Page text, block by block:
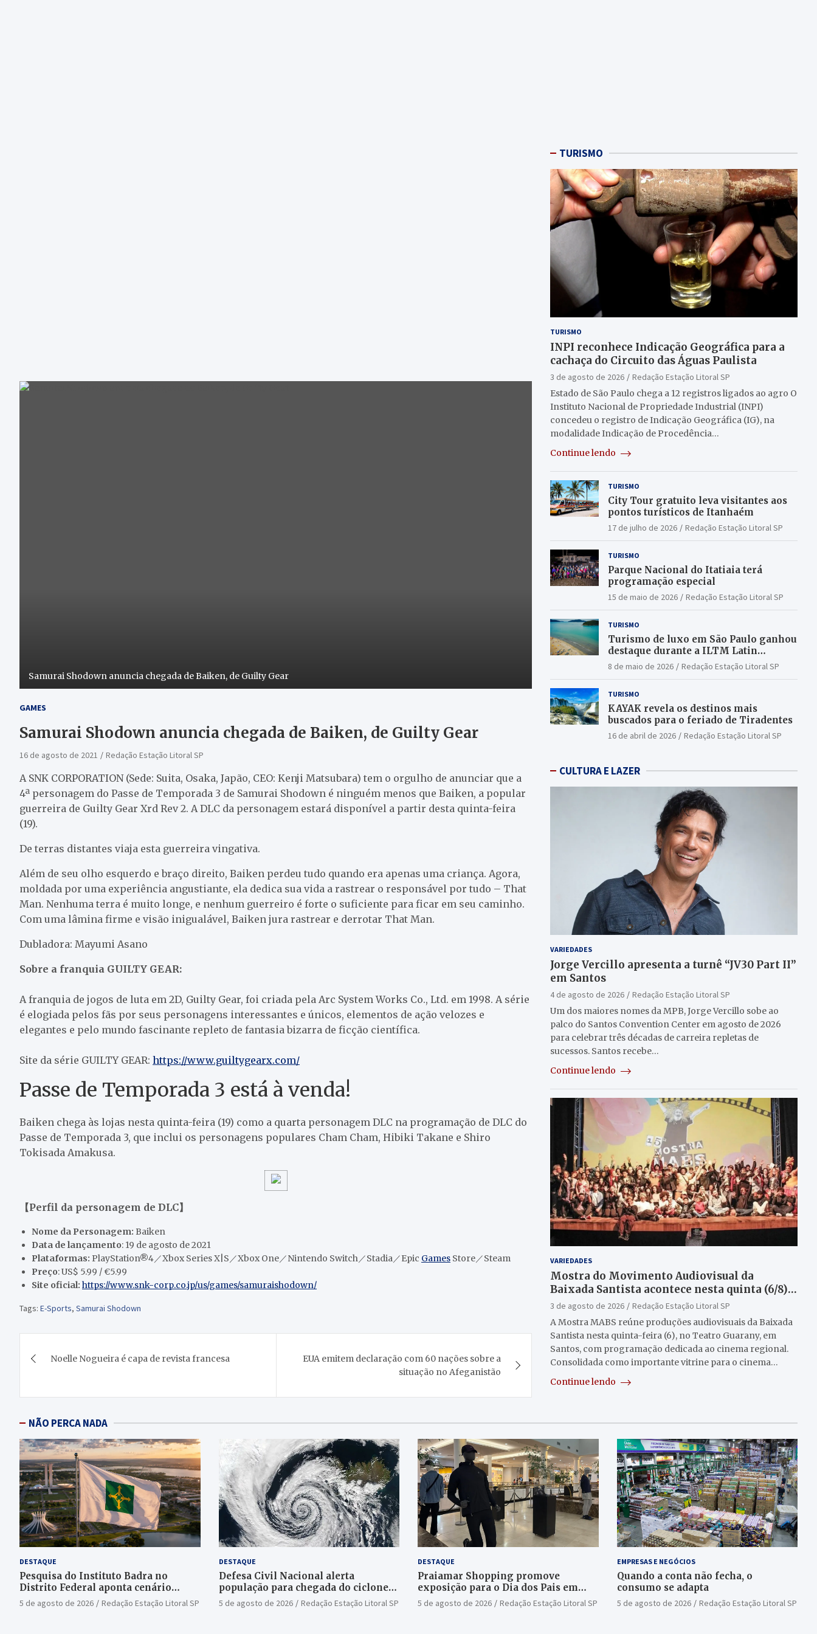
Samurai Shodown anuncia chegada de Baiken, de Guilty Gear
GAMES
Samurai Shodown anuncia chegada de Baiken, de Guilty Gear
16 de agosto de 2021 Redação Estação Litoral SP
A SNK CORPORATION (Sede: Suita, Osaka, Japão, CEO: Kenji Matsubara) tem o orgulho de anunciar que a
4ª personagem do Passe de Temporada 3 de Samurai Shodown é ninguém menos que Baiken, a popular
guerreira de Guilty Gear Xrd Rev 2. A DLC da personagem estará disponível a partir desta quinta-feira
(19).
De terras distantes viaja esta guerreira vingativa.
Além de seu olho esquerdo e braço direito, Baiken perdeu tudo quando era apenas uma criança. Agora,
moldada por uma experiência angustiante, ela dedica sua vida a rastrear o responsável por tudo – That
Man. Nenhuma terra é muito longe, e nenhum guerreiro é forte o suficiente para ficar em seu caminho.
Com uma lâmina firme e visão inigualável, Baiken jura rastrear e derrotar That Man.
Dubladora: Mayumi Asano
Sobre a franquia GUILTY GEAR:
A franquia de jogos de luta em 2D, Guilty Gear, foi criada pela Arc System Works Co., Ltd. em 1998. A série
é elogiada pelos fãs por seus personagens interessantes e únicos, elementos de ação velozes e
elegantes e pelo mundo fascinante repleto de fantasia bizarra de ficção científica.
Site da série GUILTY GEAR: https://www.guiltygearx.com/
Passe de Temporada 3 está à venda!
Baiken chega às lojas nesta quinta-feira (19) como a quarta personagem DLC na programação de DLC do
Passe de Temporada 3, que inclui os personagens populares Cham Cham, Hibiki Takane e Shiro
Tokisada Amakusa.
【Perfil da personagem de DLC】
Nome da Personagem: Baiken
Data de lançamento: 19 de agosto de 2021
Plataformas: PlayStation®4／Xbox Series X|S／Xbox One／Nintendo Switch／Stadia／Epic Games Store／Steam
Preço: US$ 5.99 / €5.99
Site oficial: https://www.snk-corp.co.jp/us/games/samuraishodown/
Tags: E-Sports, Samurai Shodown
de
Post
Noelle Nogueira é capa de revista francesa
EUA emitem declaração com 60 nações sobre a
situação no Afeganistão
TURISMO
TURISMO
INPI reconhece Indicação Geográfica para a
cachaça do Circuito das Águas Paulista
3 de agosto de 2026
Redação Estação Litoral SP
Estado de São Paulo chega a 12 registros ligados ao agro O
Instituto Nacional de Propriedade Industrial (INPI)
concedeu o registro de Indicação Geográfica (IG), na
modalidade Indicação de Procedência…
Continue lendo
TURISMO
City Tour gratuito leva visitantes aos
pontos turísticos de Itanhaém
17 de julho de 2026 Redação Estação Litoral SP
TURISMO
Parque Nacional do Itatiaia terá
programação especial
15 de maio de 2026 Redação Estação Litoral SP
TURISMO
Turismo de luxo em São Paulo ganhou
destaque durante a ILTM Latin
America 2026
8 de maio de 2026 Redação Estação Litoral SP
TURISMO
KAYAK revela os destinos mais
buscados para o feriado de Tiradentes
16 de abril de 2026 Redação Estação Litoral SP
CULTURA E LAZER
VARIEDADES
Jorge Vercillo apresenta a turnê “JV30 Part II”
em Santos
4 de agosto de 2026
Redação Estação Litoral SP
Um dos maiores nomes da MPB, Jorge Vercillo sobe ao
palco do Santos Convention Center em agosto de 2026
para celebrar três décadas de carreira repletas de
sucessos. Santos recebe…
Continue lendo
VARIEDADES
Mostra do Movimento Audiovisual da
Baixada Santista acontece nesta quinta (6/8)
no Teatro Guarany
3 de agosto de 2026
Redação Estação Litoral SP
A Mostra MABS reúne produções audiovisuais da Baixada
Santista nesta quinta-feira (6), no Teatro Guarany, em
Santos, com programação dedicada ao cinema regional.
Consolidada como importante vitrine para o cinema…
Continue lendo
NÃO PERCA NADA
DESTAQUE
Pesquisa do Instituto Badra no
Distrito Federal aponta cenário
aberto para o Senado
5 de agosto de 2026 Redação Estação Litoral SP
DESTAQUE
Defesa Civil Nacional alerta
população para chegada do ciclone
bomba
5 de agosto de 2026 Redação Estação Litoral SP
DESTAQUE
Praiamar Shopping promove
exposição para o Dia dos Pais em
Santos
5 de agosto de 2026 Redação Estação Litoral SP
EMPRESAS E NEGÓCIOS
Quando a conta não fecha, o
consumo se adapta
5 de agosto de 2026 Redação Estação Litoral SP